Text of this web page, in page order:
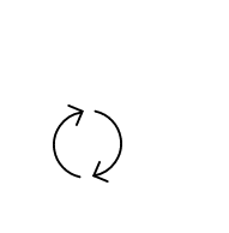
fasonów szyjemy z tkanin
komfort i swobodę